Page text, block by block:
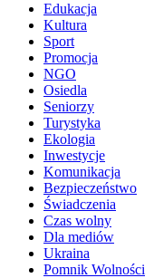
Edukacja
Kultura
Sport
Promocja
NGO
Osiedla
Seniorzy
Turystyka
Ekologia
Inwestycje
Komunikacja
Bezpieczeństwo
Świadczenia
Czas wolny
Dla mediów
Ukraina
Pomnik Wolności